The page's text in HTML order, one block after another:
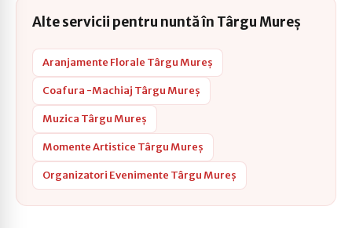
Alte servicii pentru nuntă în Târgu Mureș
Aranjamente Florale Târgu Mureș
Coafura -Machiaj Târgu Mureș
Muzica Târgu Mureș
Momente Artistice Târgu Mureș
Organizatori Evenimente Târgu Mureș